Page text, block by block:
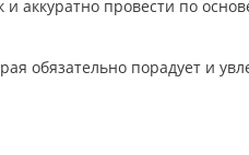
аккуратно провести по
обязательно порадует и